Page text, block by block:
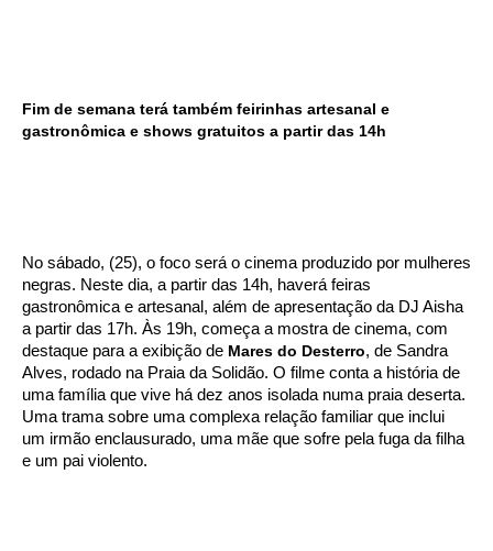
Fim de semana terá também feirinhas artesanal e
gastronômica e shows gratuitos a partir das 14h
No sábado, (25), o foco será o cinema produzido por mulheres
negras. Neste dia, a partir das 14h, haverá feiras
gastronômica e artesanal, além de apresentação da DJ Aisha
a partir das 17h. Às 19h, começa a mostra de cinema, com
destaque para a exibição de Mares do Desterro, de Sandra
Alves, rodado na Praia da Solidão. O filme conta a história de
uma família que vive há dez anos isolada numa praia deserta.
Uma trama sobre uma complexa relação familiar que inclui
um irmão enclausurado, uma mãe que sofre pela fuga da filha
e um pai violento.